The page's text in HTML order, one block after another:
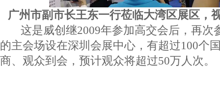
广州市副市长王东一行莅临大湾区展区，
这是威创继2009年参加高交会后，再次
的主会场设在深圳会展中心，有超过100个
商、观众到会，预计观众将超过50万人次。